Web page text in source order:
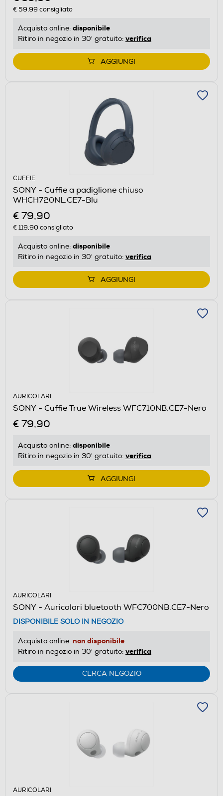
€ 59,99 consigliato
Acquisto online: disponibile
Ritiro in negozio in 30' gratuito: verifica
AGGIUNGI
CUFFIE
SONY - Cuffie a padiglione chiuso
WHCH720NL.CE7-Blu
€ 79,90
€ 119,90consigliato
Acquisto online: disponibile
Ritiro in negozio in 30' gratuito: verifica
AGGIUNGI
AURICOLARI
SONY - Cuffie True Wireless WFC710NB.CE7-Nero
€ 79,90
Acquisto online: disponibile
Ritiro in negozio in 30' gratuito: verifica
AGGIUNGI
AURICOLARI
SONY - Auricolari bluetooth WFC700NB.CE7-Nero
DISPONIBILE SOLO IN NEGOZIO
Acquisto online: non disponibile
Ritiro in negozio in 30' gratuito: verifica
CERCA NEGOZIO
AURICOLARI